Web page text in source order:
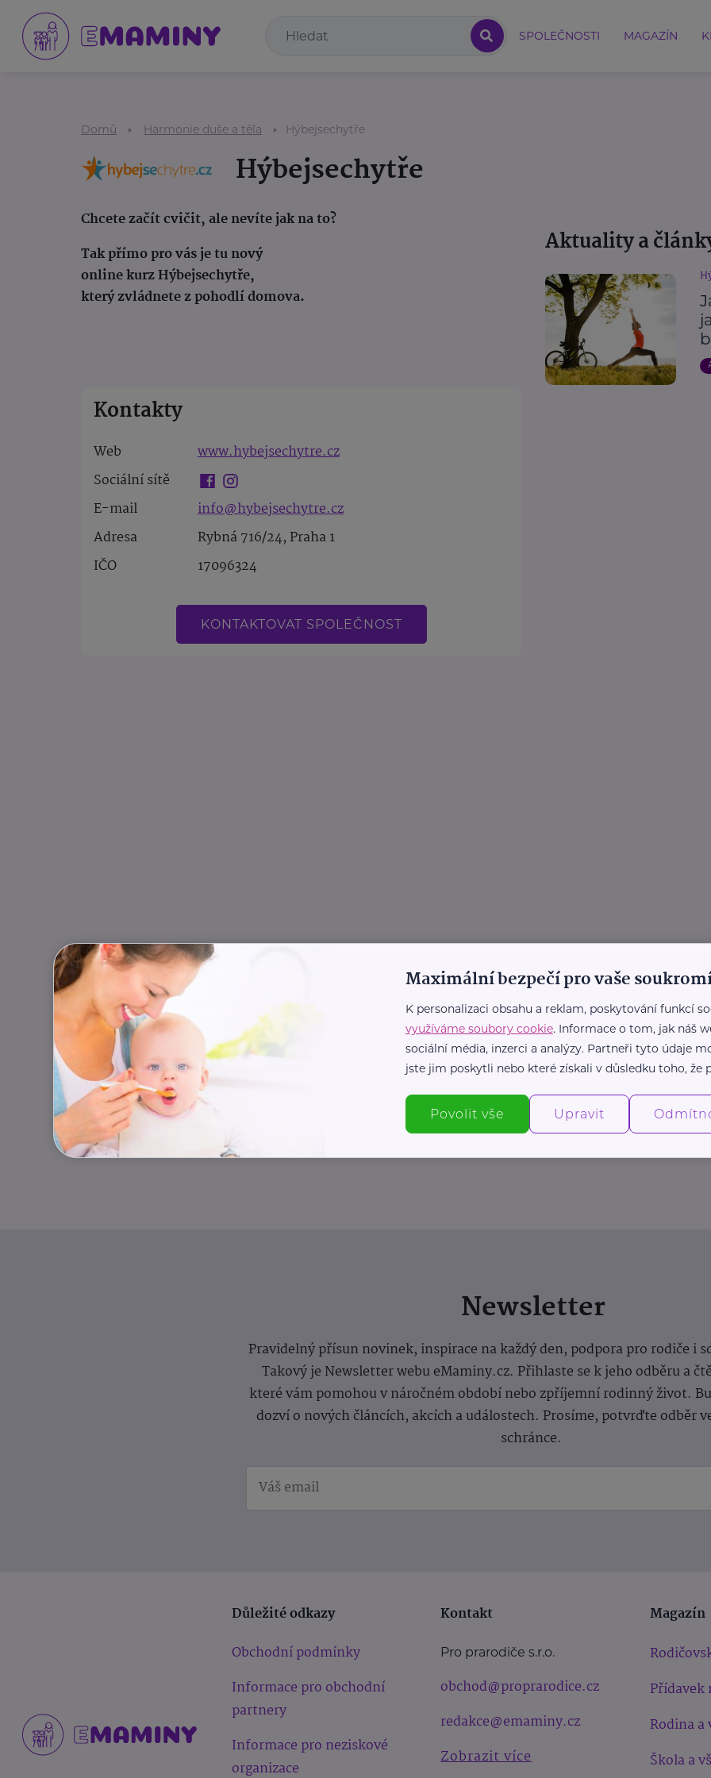
SPOLEČNOSTI MAGAZÍN
Domů Harmonie duše a těla Hýbejsechytře
Hýbejsechytře
Chcete začít cvičit, ale nevíte jak na to?
Tak přímo pro vás je tu nový
online kurz Hýbejsechytře,
který zvládnete z pohodlí domova.
Kontakty
Web
www.hybejsechytre.cz
Sociální sítě
E-mail
info@hybejsechytre.cz
Adresa
Rybná 716/24, Praha 1
IČO
17096324
KONTAKTOVAT SPOLEČNOST
Aktuality a
Newsletter
Pravidelný přísun novinek, inspirace na každý den, podpora pro rodiče i
Takový je Newsletter webu eMaminy.cz. Přihlaste se k jeho odběru a
které vám pomohou v náročném období nebo zpříjemní rodinný život.
dozví o nových článcích, akcích a událostech. Prosíme, potvrďte odběr
schránce.
Důležité odkazy
Obchodní podmínky
Informace pro obchodní
partnery
Informace pro neziskové
organizace
Kontakt
Pro prarodiče s.r.o.
obchod@proprarodice.cz
redakce@emaminy.cz
Zobrazit více
Magazín
Přídavek
Rodina a
Škola a
Maximální bezpečí pro vaše
K personalizaci obsahu a reklam, poskytování funkcí
využíváme soubory cookie. Informace o tom, jak náš
sociální média, inzerci a analýzy. Partneři tyto údaje
jste jim poskytli nebo které získali v důsledku toho, že
Povolit vše Upravit